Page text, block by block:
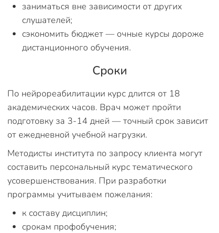
заниматься вне зависимости от других
слушателей;
сэкономить бюджет — очные курсы дороже
дистанционного обучения.
Сроки
По нейрореабилитации курс длится от 18
академических часов. Врач может пройти
подготовку за 3-14 дней — точный срок зависит
от ежедневной учебной нагрузки.
Методисты института по запросу клиента могут
составить персональный курс тематического
усовершенствования. При разработки
программы учитываем пожелания:
к составу дисциплин;
срокам профобучения;